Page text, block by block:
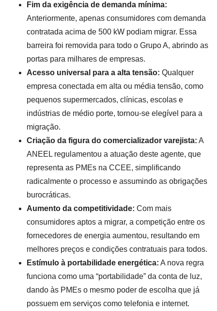
Fim da exigência de demanda mínima:
Anteriormente, apenas consumidores com demanda
contratada acima de 500 kW podiam migrar. Essa
barreira foi removida para todo o Grupo A, abrindo as
portas para milhares de empresas.
Acesso universal para a alta tensão: Qualquer
empresa conectada em alta ou média tensão, como
pequenos supermercados, clínicas, escolas e
indústrias de médio porte, tornou-se elegível para a
migração.
Criação da figura do comercializador varejista: A
ANEEL regulamentou a atuação deste agente, que
representa as PMEs na CCEE, simplificando
radicalmente o processo e assumindo as obrigações
burocráticas.
Aumento da competitividade: Com mais
consumidores aptos a migrar, a competição entre os
fornecedores de energia aumentou, resultando em
melhores preços e condições contratuais para todos.
Estímulo à portabilidade energética: A nova regra
funciona como uma “portabilidade” da conta de luz,
dando às PMEs o mesmo poder de escolha que já
possuem em serviços como telefonia e internet.